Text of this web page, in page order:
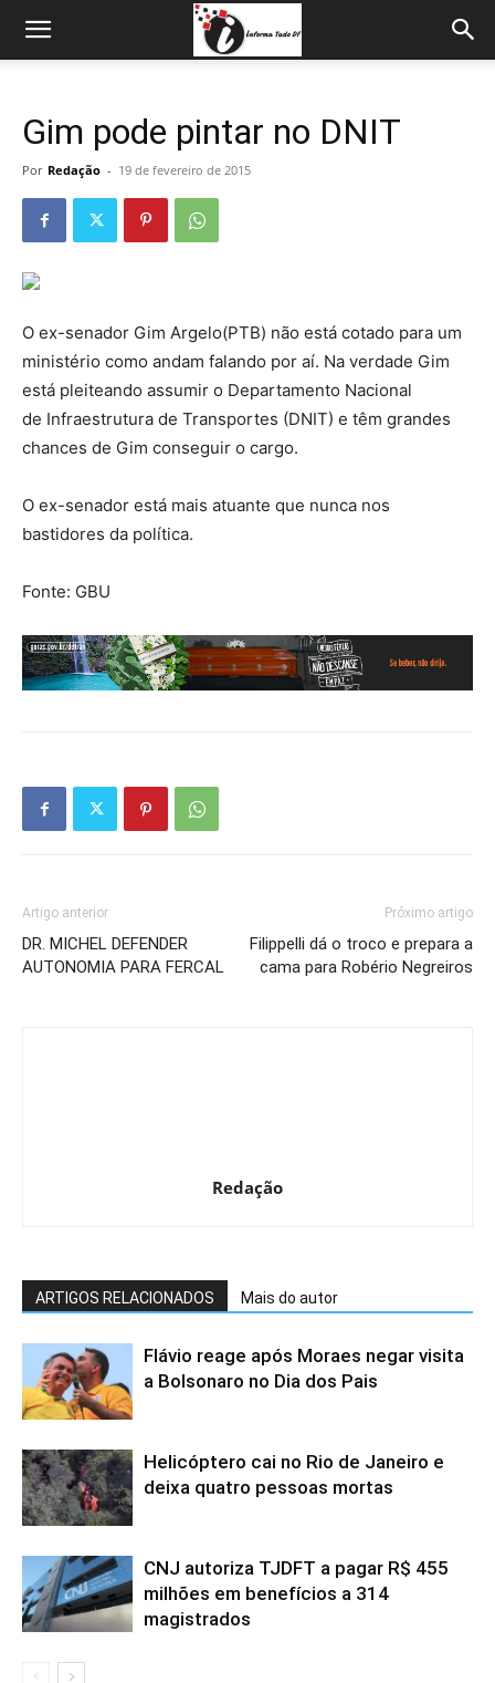
Gim pode pintar no DNIT
Por Redação - 19 de fevereiro de 2015
O ex-senador Gim Argelo(PTB) não está cotado para um
ministério como andam falando por aí. Na verdade Gim
está pleiteando assumir o Departamento Nacional
de Infraestrutura de Transportes (DNIT) e têm grandes
chances de Gim conseguir o cargo.
O ex-senador está mais atuante que nunca nos
bastidores da política.
Fonte: GBU
Artigo anterior
DR. MICHEL DEFENDER
AUTONOMIA PARA FERCAL
Próximo artigo
Filippelli dá o troco e prepara a
cama para Robério Negreiros
Redação
ARTIGOS RELACIONADOS Mais do autor
Flávio reage após Moraes negar visita
a Bolsonaro no Dia dos Pais
Helicóptero cai no Rio de Janeiro e
deixa quatro pessoas mortas
CNJ autoriza TJDFT a pagar R$ 455
milhões em benefícios a 314
magistrados